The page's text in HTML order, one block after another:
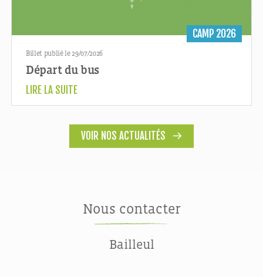
CAMP 2026
Billet publié le 29/07/2026
Départ du bus
LIRE LA SUITE
VOIR NOS ACTUALITÉS
Nous contacter
Bailleul